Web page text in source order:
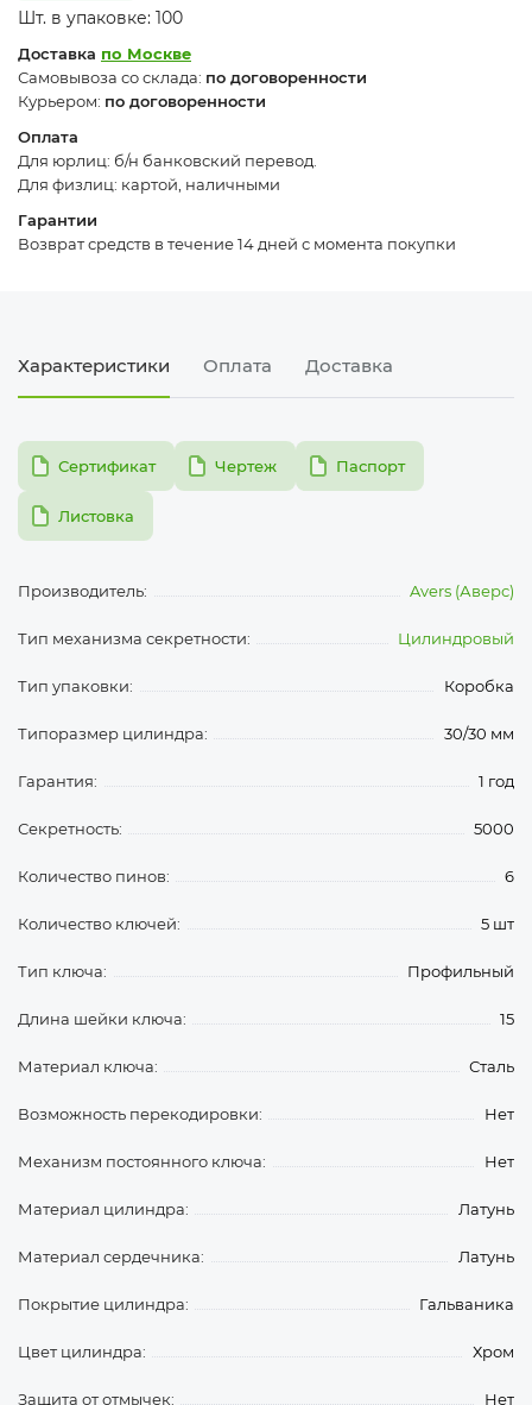
Шт. в упаковке: 100
Доставка по Москве
Самовывоза со склада: по договоренности
Курьером: по договоренности
Оплата
Для юрлиц: б/н банковский перевод.
Для физлиц: картой, наличными
Гарантии
Возврат средств в течение 14 дней с момента покупки
Характеристики Оплата Доставка
pdfСертификат pdfЧертеж pdfПаспорт
pdfЛистовка
Производитель: Avers (Аверс)
Тип механизма секретности: Цилиндровый
Тип упаковки: Коробка
Типоразмер цилиндра: 30/30 мм
Гарантия: 1 год
Секретность: 5000
Количество пинов: 6
Количество ключей: 5 шт
Тип ключа: Профильный
Длина шейки ключа: 15
Материал ключа: Сталь
Возможность перекодировки: Нет
Механизм постоянного ключа: Нет
Материал цилиндра: Латунь
Материал сердечника: Латунь
Покрытие цилиндра: Гальваника
Цвет цилиндра: Хром
Защита от отмычек: Нет